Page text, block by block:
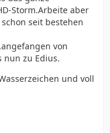
Storm.Arbeite aber
seit bestehen
von
nun zu Edius.
und voll